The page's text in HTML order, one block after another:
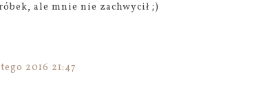
ale mnie nie zachwycił ;)
2016 21:47